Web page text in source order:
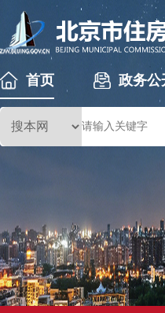
首页 政务公